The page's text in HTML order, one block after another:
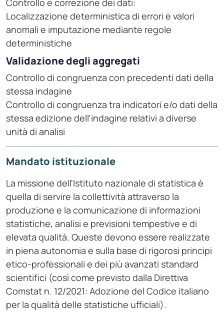
Controllo e correzione dei dati:
Localizzazione deterministica di errori e valori
anomali e imputazione mediante regole
deterministiche
Validazione degli aggregati
Controllo di congruenza con precedenti dati della
stessa indagine
Controllo di congruenza tra indicatori e/o dati della
stessa edizione dell'indagine relativi a diverse
unità di analisi
Mandato istituzionale
La missione dell'Istituto nazionale di statistica è
quella di servire la collettività attraverso la
produzione e la comunicazione di informazioni
statistiche, analisi e previsioni tempestive e di
elevata qualità. Queste devono essere realizzate
in piena autonomia e sulla base di rigorosi principi
etico-professionali e dei più avanzati standard
scientifici (così come previsto dalla Direttiva
Comstat n. 12/2021: Adozione del Codice italiano
per la qualità delle statistiche ufficiali).